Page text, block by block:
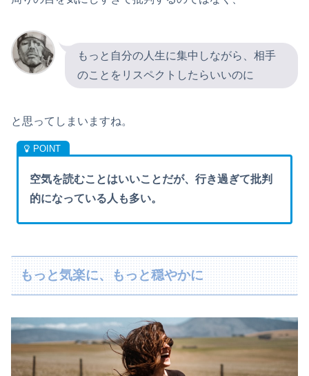
もっと自分の人生に集中しながら、相手
のことをリスペクトしたらいいのに
と思ってしまいますね。
空気を読むことはいいことだが、行き過ぎて批判
的になっている人も多い。
もっと気楽に、もっと穏やかに